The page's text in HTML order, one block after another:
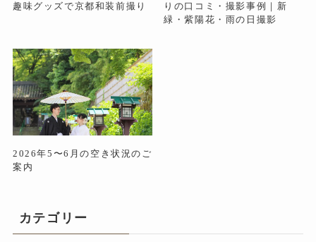
趣味グッズで京都和装前撮り
りの口コミ・撮影事例｜新
緑・紫陽花・雨の日撮影
2026年5〜6月の空き状況のご
案内
カテゴリー